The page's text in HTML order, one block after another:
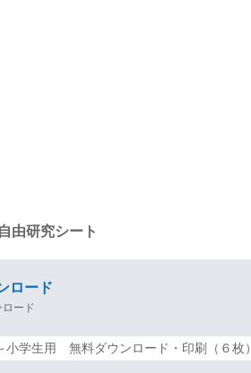
由研究シート
ロード
ード
小学生用 無料ダウンロード・印刷（６枚）